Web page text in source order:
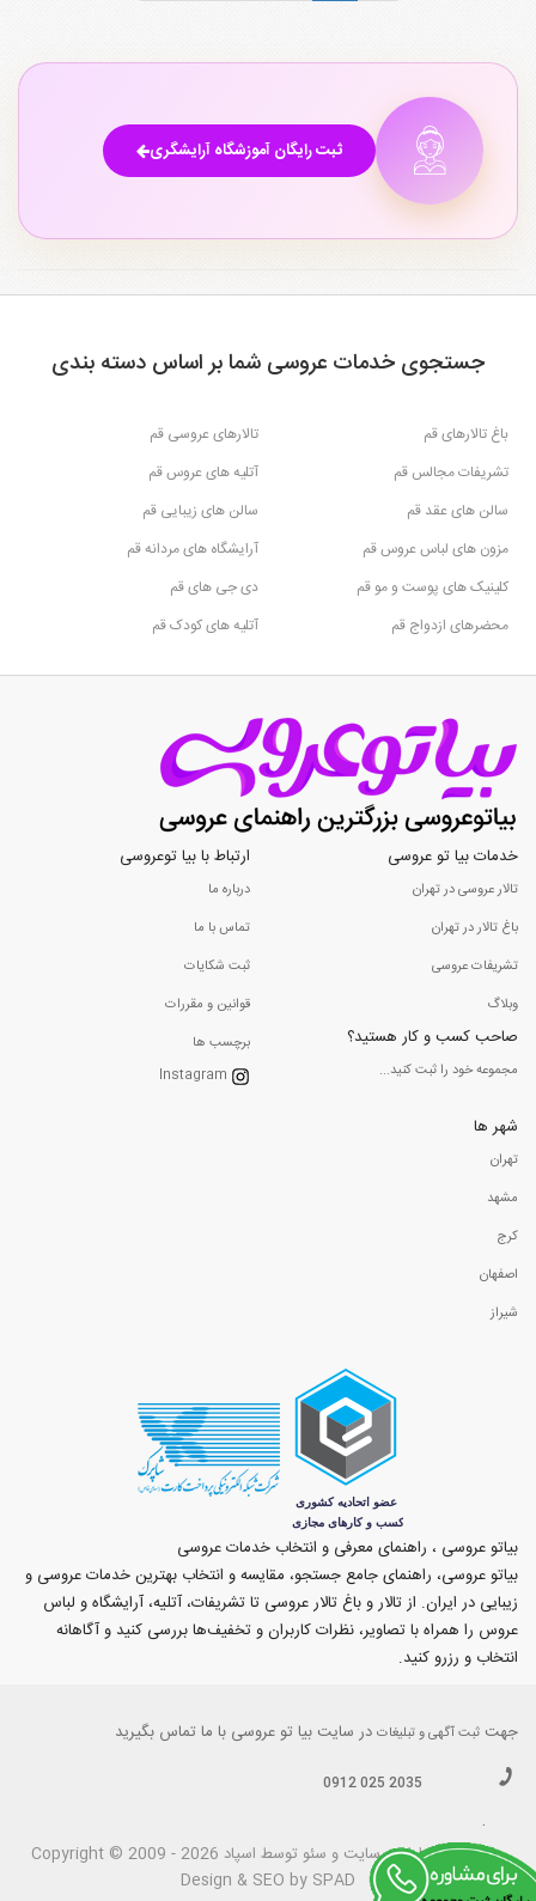
ثبت رایگان آموزشگاه آرایشگری
جستجوی خدمات عروسی شما بر اساس دسته بندی
باغ تالارهای قم
تالارهای عروسی قم
تشریفات مجالس قم
آتلیه های عروس قم
سالن های عقد قم
سالن های زیبایی قم
مزون های لباس عروس قم
آرایشگاه های مردانه قم
کلینیک های پوست و مو قم
دی جی های قم
محضرهای ازدواج قم
آتلیه های کودک قم
خدمات بیا تو عروسی
تالار عروسی در تهران
باغ تالار در تهران
تشریفات عروسی
وبلاگ
صاحب کسب و کار هستید؟
مجموعه خود را ثبت کنید...
ارتباط با بیا توعروسی
درباره ما
تماس با ما
ثبت شکایات
قوانین و مقررات
برچسب ها
Instagram
شهر ها
تهران
مشهد
کرج
اصفهان
شیراز
بیاتو عروسی ، راهنمای معرفی و انتخاب خدمات عروسی
بیاتو عروسی، راهنمای جامع جستجو، مقایسه و انتخاب بهترین خدمات عروسی و
زیبایی در ایران. از تالار و باغ تالار عروسی تا تشریفات، آتلیه، آرایشگاه و لباس
عروس را همراه با تصاویر، نظرات کاربران و تخفیف‌ها بررسی کنید و آگاهانه
انتخاب و رزرو کنید.
جهت ثبت آگهی و تبلیغات در سایت بیا تو عروسی با ما تماس بگیرید
0912 025 2035
.
بیاتوعروسیCopyright © 2009 - 2026 طراحی سايت و سئو توسط اسپاد
Design & SEO by SPAD